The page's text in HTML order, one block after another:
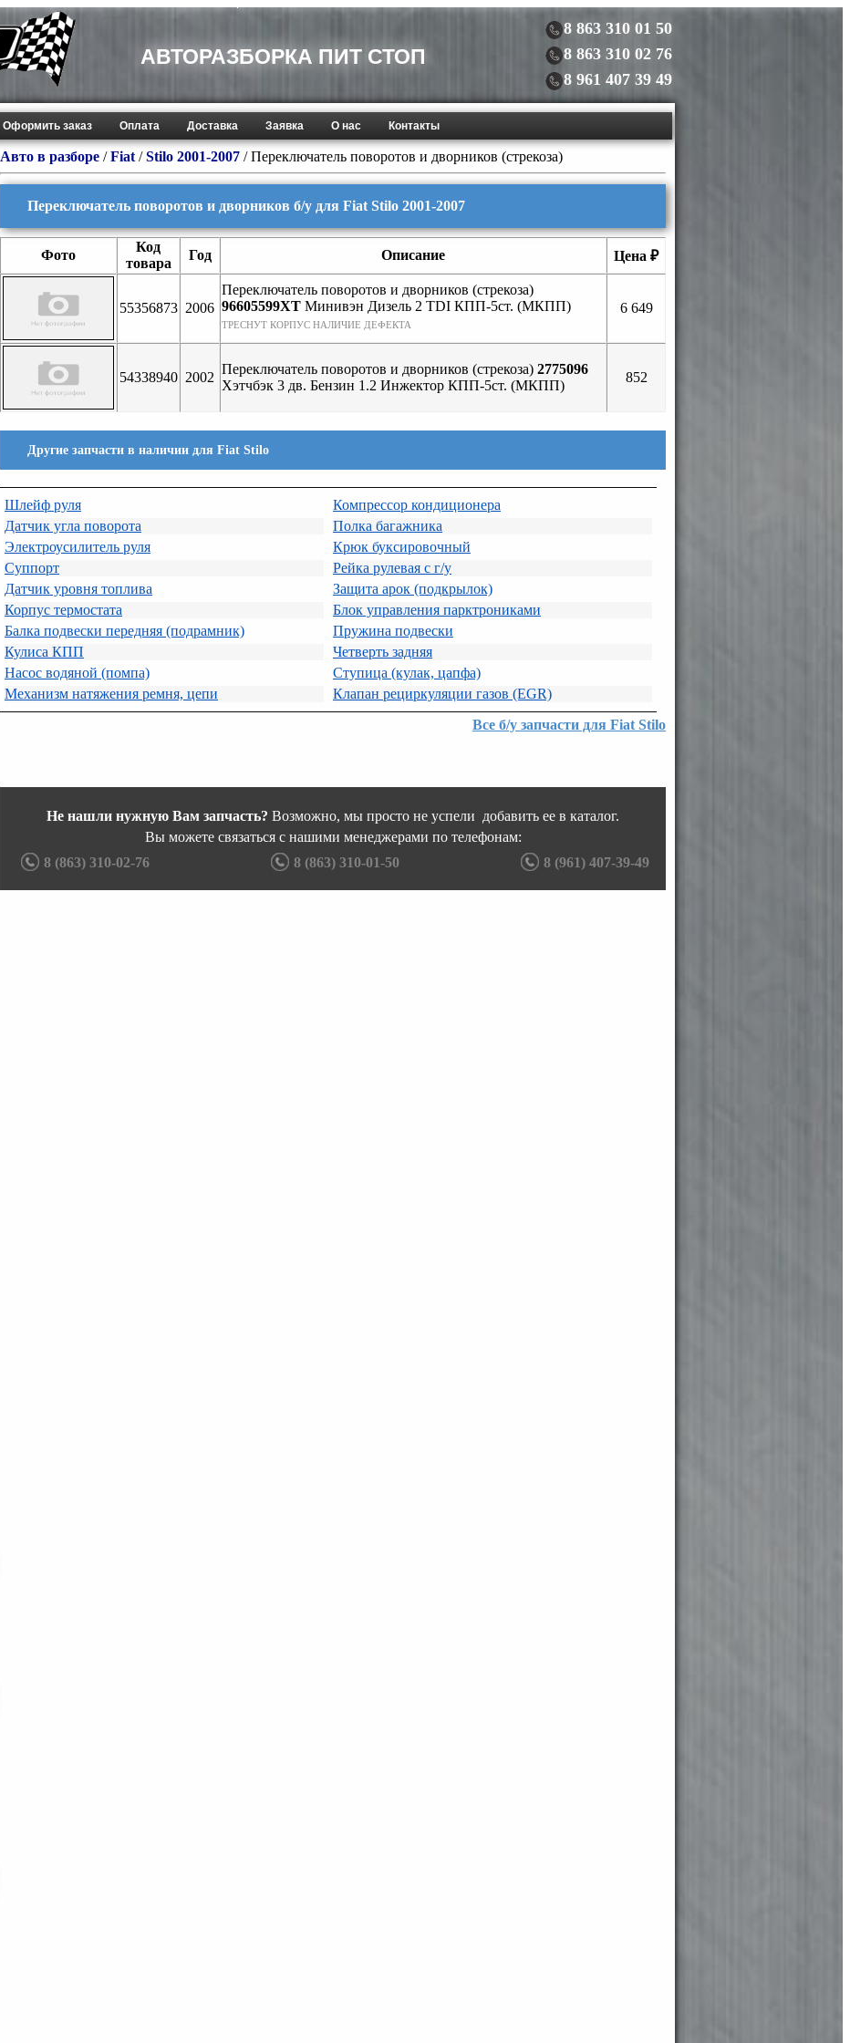
АВТОРАЗБОРКА ПИТ СТОП
8 863 310 01 50
8 863 310 02 76
8 961 407 39 49
Оформить заказ Оплата Доставка Заявка О нас Контакты
Авто в разборе /Fiat /Stilo 2001-2007 / Переключатель поворотов и дворников (стрекоза)
Переключатель поворотов и дворников б/у для Fiat Stilo 2001-2007
Фото
Код
товара
Год Описание Цена ₽
55356873 2006
Переключатель поворотов и дворников (стрекоза)
96605599XT Минивэн Дизель 2 TDI КПП-5ст. (МКПП)
ТРЕСНУТ КОРПУС НАЛИЧИЕ ДЕФЕКТА
6 649
54338940 2002
Переключатель поворотов и дворников (стрекоза) 2775096
Хэтчбэк 3 дв. Бензин 1.2 Инжектор КПП-5ст. (МКПП)
852
Другие запчасти в наличии для Fiat Stilo
Шлейф руля
Датчик угла поворота
Электроусилитель руля
Суппорт
Датчик уровня топлива
Корпус термостата
Балка подвески передняя (подрамник)
Кулиса КПП
Насос водяной (помпа)
Механизм натяжения ремня, цепи
Компрессор кондиционера
Полка багажника
Крюк буксировочный
Рейка рулевая с г/у
Защита арок (подкрылок)
Блок управления парктрониками
Пружина подвески
Четверть задняя
Ступица (кулак, цапфа)
Клапан рециркуляции газов (EGR)
Все б/у запчасти для Fiat Stilo
Не нашли нужную Вам запчасть? Возможно, мы просто не успели добавить ее в каталог.
Вы можете связаться с нашими менеджерами по телефонам:
8 (863) 310-02-76
8 (863) 310-01-50 8 (961) 407-39-49